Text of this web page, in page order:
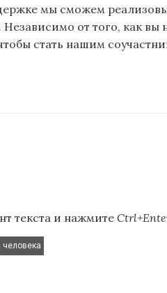
мы сможем
от того, как вы
стать нашим
текста и нажмите
человека